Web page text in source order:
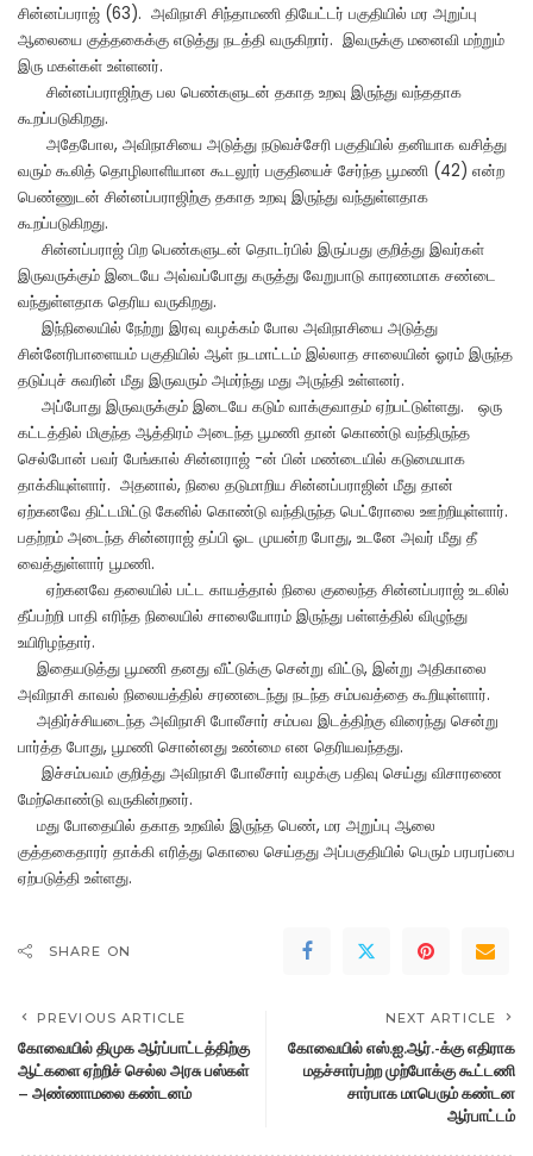
சின்னப்பராஜ் (63). அவிநாசி சிந்தாமணி தியேட்டர் பகுதியில் மர அறுப்பு
ஆலையை குத்தகைக்கு எடுத்து நடத்தி வருகிறார். இவருக்கு மனைவி மற்றும்
இரு மகள்கள் உள்ளனர்.
சின்னப்பராஜிற்கு பல பெண்களுடன் தகாத உறவு இருந்து வந்ததாக
கூறப்படுகிறது.
அதேபோல, அவிநாசியை அடுத்து நடுவச்சேரி பகுதியில் தனியாக வசித்து
வரும் கூலித் தொழிலாளியான கூடலூர் பகுதியைச் சேர்ந்த பூமணி (42) என்ற
பெண்ணுடன் சின்னப்பராஜிற்கு தகாத உறவு இருந்து வந்துள்ளதாக
கூறப்படுகிறது.
சின்னப்பராஜ் பிற பெண்களுடன் தொடர்பில் இருப்பது குறித்து இவர்கள்
இருவருக்கும் இடையே அவ்வப்போது கருத்து வேறுபாடு காரணமாக சண்டை
வந்துள்ளதாக தெரிய வருகிறது.
இந்நிலையில் நேற்று இரவு வழக்கம் போல அவிநாசியை அடுத்து
சின்னேரிபாளையம் பகுதியில் ஆள் நடமாட்டம் இல்லாத சாலையின் ஓரம் இருந்த
தடுப்புச் சுவரின் மீது இருவரும் அமர்ந்து மது அருந்தி உள்ளனர்.
அப்போது இருவருக்கும் இடையே கடும் வாக்குவாதம் ஏற்பட்டுள்ளது. ஒரு
கட்டத்தில் மிகுந்த ஆத்திரம் அடைந்த பூமணி தான் கொண்டு வந்திருந்த
செல்போன் பவர் பேங்கால் சின்னராஜ் -ன் பின் மண்டையில் கடுமையாக
தாக்கியுள்ளார். அதனால், நிலை தடுமாறிய சின்னப்பராஜின் மீது தான்
ஏற்கனவே திட்டமிட்டு கேனில் கொண்டு வந்திருந்த பெட்ரோலை ஊற்றியுள்ளார்.
பதற்றம் அடைந்த சின்னராஜ் தப்பி ஓட முயன்ற போது, உடனே அவர் மீது தீ
வைத்துள்ளார் பூமணி.
ஏற்கனவே தலையில் பட்ட காயத்தால் நிலை குலைந்த சின்னப்பராஜ் உடலில்
தீப்பற்றி பாதி எரிந்த நிலையில் சாலையோரம் இருந்து பள்ளத்தில் விழுந்து
உயிரிழந்தார்.
இதையடுத்து பூமணி தனது வீட்டுக்கு சென்று விட்டு, இன்று அதிகாலை
அவிநாசி காவல் நிலையத்தில் சரணடைந்து நடந்த சம்பவத்தை கூறியுள்ளார்.
அதிர்ச்சியடைந்த அவிநாசி போலீசார் சம்பவ இடத்திற்கு விரைந்து சென்று
பார்த்த போது, பூமணி சொன்னது உண்மை என தெரியவந்தது.
இச்சம்பவம் குறித்து அவிநாசி போலீசார் வழக்கு பதிவு செய்து விசாரணை
மேற்கொண்டு வருகின்றனர்.
மது போதையில் தகாத உறவில் இருந்த பெண், மர அறுப்பு ஆலை
குத்தகைதாரர் தாக்கி எரித்து கொலை செய்தது அப்பகுதியில் பெரும் பரபரப்பை
ஏற்படுத்தி உள்ளது.
SHARE ON
PREVIOUS ARTICLE
கோவையில் திமுக ஆர்ப்பாட்டத்திற்கு
ஆட்களை ஏற்றிச் செல்ல அரசு பஸ்கள்
– அண்ணாமலை கண்டனம்
NEXT ARTICLE
கோவையில் எஸ்.ஐ.ஆர்.-க்கு எதிராக
மதச்சார்பற்ற முற்போக்கு கூட்டணி
சார்பாக மாபெரும் கண்டன
ஆர்பாட்டம்